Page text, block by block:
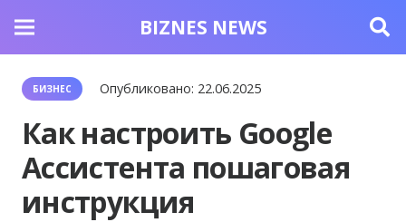
BIZNES NEWS
БИЗНЕС Опубликовано: 22.06.2025
Как настроить Google
Ассистента пошаговая
инструкция